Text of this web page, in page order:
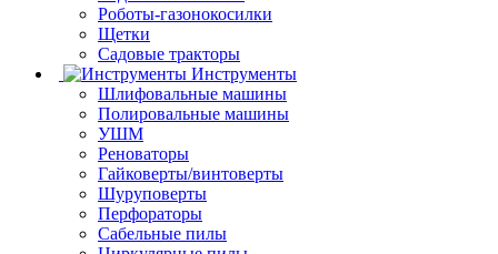
Роботы-газонокосилки
Щетки
Садовые тракторы
Инструменты
Шлифовальные машины
Полировальные машины
УШМ
Реноваторы
Гайковерты/винтоверты
Шуруповерты
Перфораторы
Сабельные пилы